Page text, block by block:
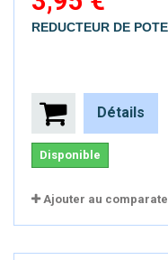
REDUCTEUR DE
Détails
Disponible
Ajouter au